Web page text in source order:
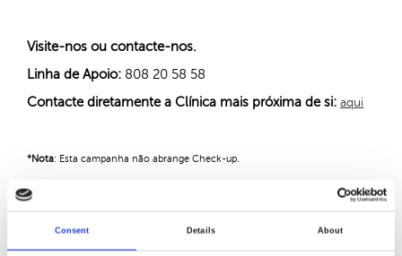
Consent Details About
Visite-nos ou contacte-nos.
Linha de Apoio: 808 20 58 58
Contacte diretamente a Clínica mais próxima de si: aqui
*Nota: Esta campanha não abrange Check-up.
Partilhar: